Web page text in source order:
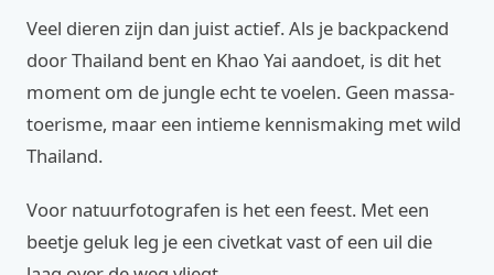
Veel dieren zijn dan juist actief. Als je backpackend
door Thailand bent en Khao Yai aandoet, is dit het
moment om de jungle echt te voelen. Geen massa-
toerisme, maar een intieme kennismaking met wild
Thailand.
Voor natuurfotografen is het een feest. Met een
beetje geluk leg je een civetkat vast of een uil die